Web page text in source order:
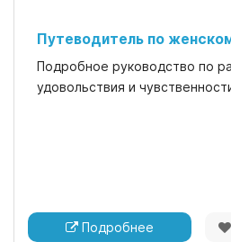
Путеводитель по
Подробное руководство по
удовольствия и
Подробнее